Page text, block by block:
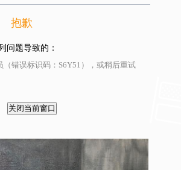
抱歉
问题导致的：
错误标识码：S6Y51），或稍后重试